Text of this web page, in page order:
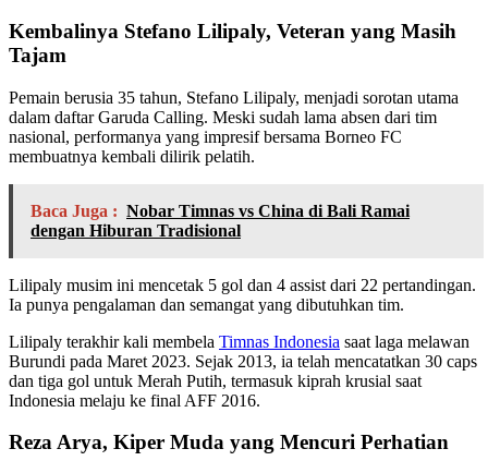
Kembalinya Stefano Lilipaly, Veteran yang Masih
Tajam
Pemain berusia 35 tahun, Stefano Lilipaly, menjadi sorotan utama
dalam daftar Garuda Calling. Meski sudah lama absen dari tim
nasional, performanya yang impresif bersama Borneo FC
membuatnya kembali dilirik pelatih.
Baca Juga : Nobar Timnas vs China di Bali Ramai
dengan Hiburan Tradisional
Lilipaly musim ini mencetak 5 gol dan 4 assist dari 22 pertandingan.
Ia punya pengalaman dan semangat yang dibutuhkan tim.
Lilipaly terakhir kali membela Timnas Indonesia saat laga melawan
Burundi pada Maret 2023. Sejak 2013, ia telah mencatatkan 30 caps
dan tiga gol untuk Merah Putih, termasuk kiprah krusial saat
Indonesia melaju ke final AFF 2016.
Reza Arya, Kiper Muda yang Mencuri Perhatian